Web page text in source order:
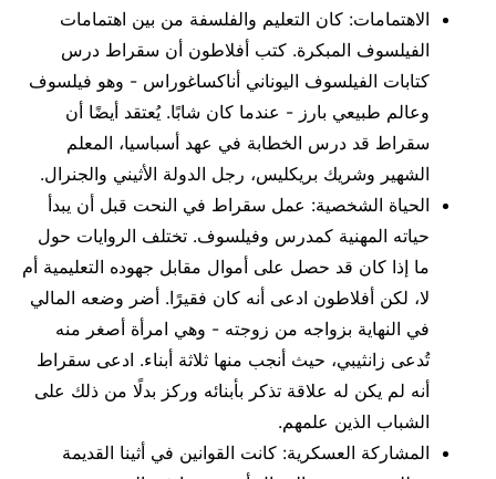
الاهتمامات: كان التعليم والفلسفة من بين اهتمامات
الفيلسوف المبكرة. كتب أفلاطون أن سقراط درس
كتابات الفيلسوف اليوناني أناكساغوراس - وهو فيلسوف
وعالم طبيعي بارز - عندما كان شابًا. يُعتقد أيضًا أن
سقراط قد درس الخطابة في عهد أسباسيا، المعلم
الشهير وشريك بريكليس، رجل الدولة الأثيني والجنرال.
الحياة الشخصية: عمل سقراط في النحت قبل أن يبدأ
حياته المهنية كمدرس وفيلسوف. تختلف الروايات حول
ما إذا كان قد حصل على أموال مقابل جهوده التعليمية أم
لا، لكن أفلاطون ادعى أنه كان فقيرًا. أضر وضعه المالي
في النهاية بزواجه من زوجته - وهي امرأة أصغر منه
تُدعى زانثيبي، حيث أنجب منها ثلاثة أبناء. ادعى سقراط
أنه لم يكن له علاقة تذكر بأبنائه وركز بدلًا من ذلك على
الشباب الذين علمهم.
المشاركة العسكرية: كانت القوانين في أثينا القديمة